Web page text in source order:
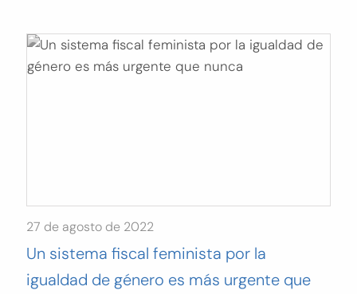
27 de agosto de 2022
Un sistema fiscal feminista por la
igualdad de género es más urgente que